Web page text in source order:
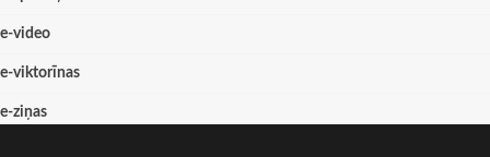
e-video
e-viktorīnas
e-ziņas